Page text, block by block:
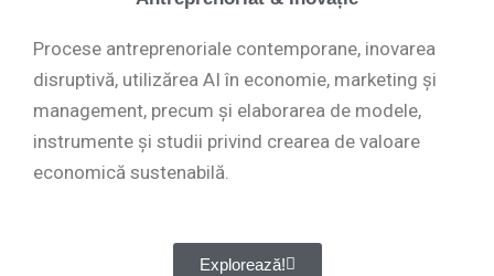
Procese antreprenoriale contemporane, inovarea
disruptivă, utilizărea AI în economie, marketing și
management, precum și elaborarea de modele,
instrumente și studii privind crearea de valoare
economică sustenabilă.
Explorează!